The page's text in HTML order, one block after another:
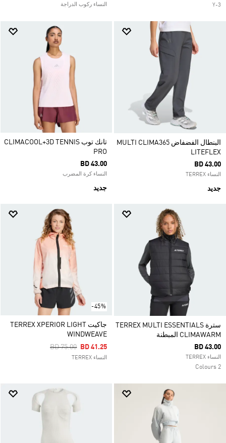
Y-3 النساء ركوب الدراجة
البنطال الفضفاض MULTI CLIMA365
LITEFLEX
BD 43.00
النساء TERREX
جديد
تانك توب CLIMACOOL+3D TENNIS
PRO
BD 43.00
النساء كرة المضرب
جديد
سترة TERREX MULTI ESSENTIALS
CLIMAWARM المبطنة
BD 43.00
النساء TERREX
2 Colours
-45%
جاكيت TERREX XPERIOR LIGHT
WINDWEAVE
Price Reduced From
BD 75.00ToBD 41.25
النساء TERREX